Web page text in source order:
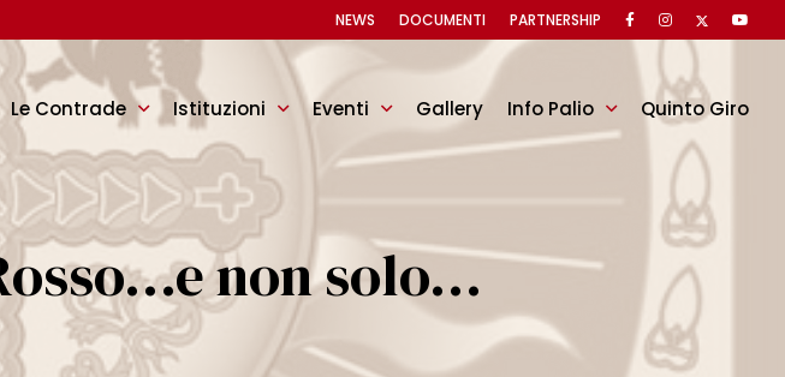
Le Contrade Istituzioni Eventi Gallery Info Palio Quinto Giro
NEWS DOCUMENTI PARTNERSHIP
non solo…